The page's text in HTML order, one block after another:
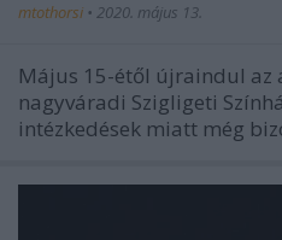
mtothorsi • 2020. május 13.
Május 15-étől újraindul az
nagyváradi Szigligeti
intézkedések miatt még